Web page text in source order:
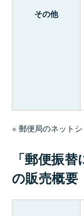
その他
郵便局のネット
「郵便振
の販売概要